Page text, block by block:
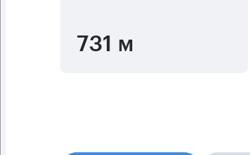
731 м